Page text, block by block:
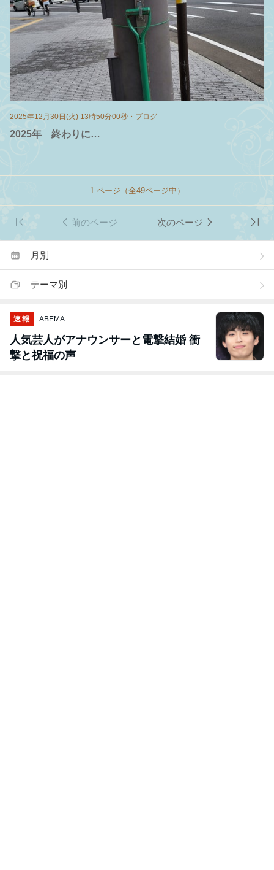
2025年12月30日(火) 13時50分00秒 ・ ブログ
2025年 終わりに…
1ページ（全49ページ中）
前のページ 次のページ
月別
テーマ別
速報 ABEMA
人気芸人がアナウンサーと電撃結婚 衝
撃と祝福の声